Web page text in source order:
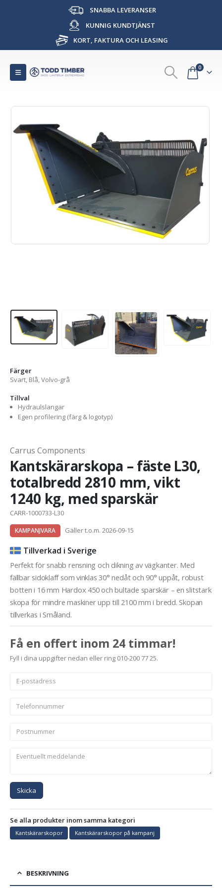
SNABBA LEVERANSER
KUNNIG KUNDTJÄNST
KORT, FAKTURA OCH LEASING
0
Färger
Svart, Blå, Volvo-grå
Tillval
Hydraulslangar
Egen profilering (färg & logotyp)
Carrus Components
Kantskärarskopa – fäste L30,
totalbredd 2810 mm, vikt
1240 kg, med sparskär
CARR-1000733-L30
KAMPANJVARA Gäller t.o.m. 2026-09-15
Tillverkad i Sverige
Perfekt för snabb rensning och dikning av vägkanter. Med
fällbar sidoklaff som vinklas 30° nedåt och 90° uppåt, robust
botten i 16 mm Hardox 450 och bultade sparskär – en slitstark
skopa för mindre maskiner upp till 2100 mm i bredd. Skopan
tillverkas i Småland.
Få en offert inom 24 timmar!
Fyll i dina uppgifter nedan eller ring 010-200 77 25.
Skicka
Se alla produkter inom samma kategori
Kantskärarskopor Kantskärarskopor på kampanj
BESKRIVNING